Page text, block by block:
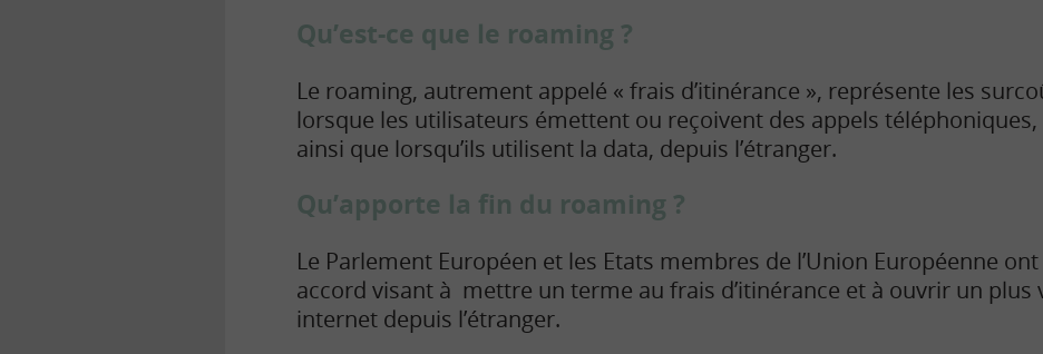
Qu’est-ce que le roaming ?
Le roaming, autrement appelé « frais d’itinérance », représente les
lorsque les utilisateurs émettent ou reçoivent des appels téléphoniques,
ainsi que lorsqu’ils utilisent la data, depuis l’étranger.
Qu’apporte la fin du roaming ?
Le Parlement Européen et les Etats membres de l’Union Européenne
accord visant à mettre un terme au frais d’itinérance et à ouvrir un plus
internet depuis l’étranger.